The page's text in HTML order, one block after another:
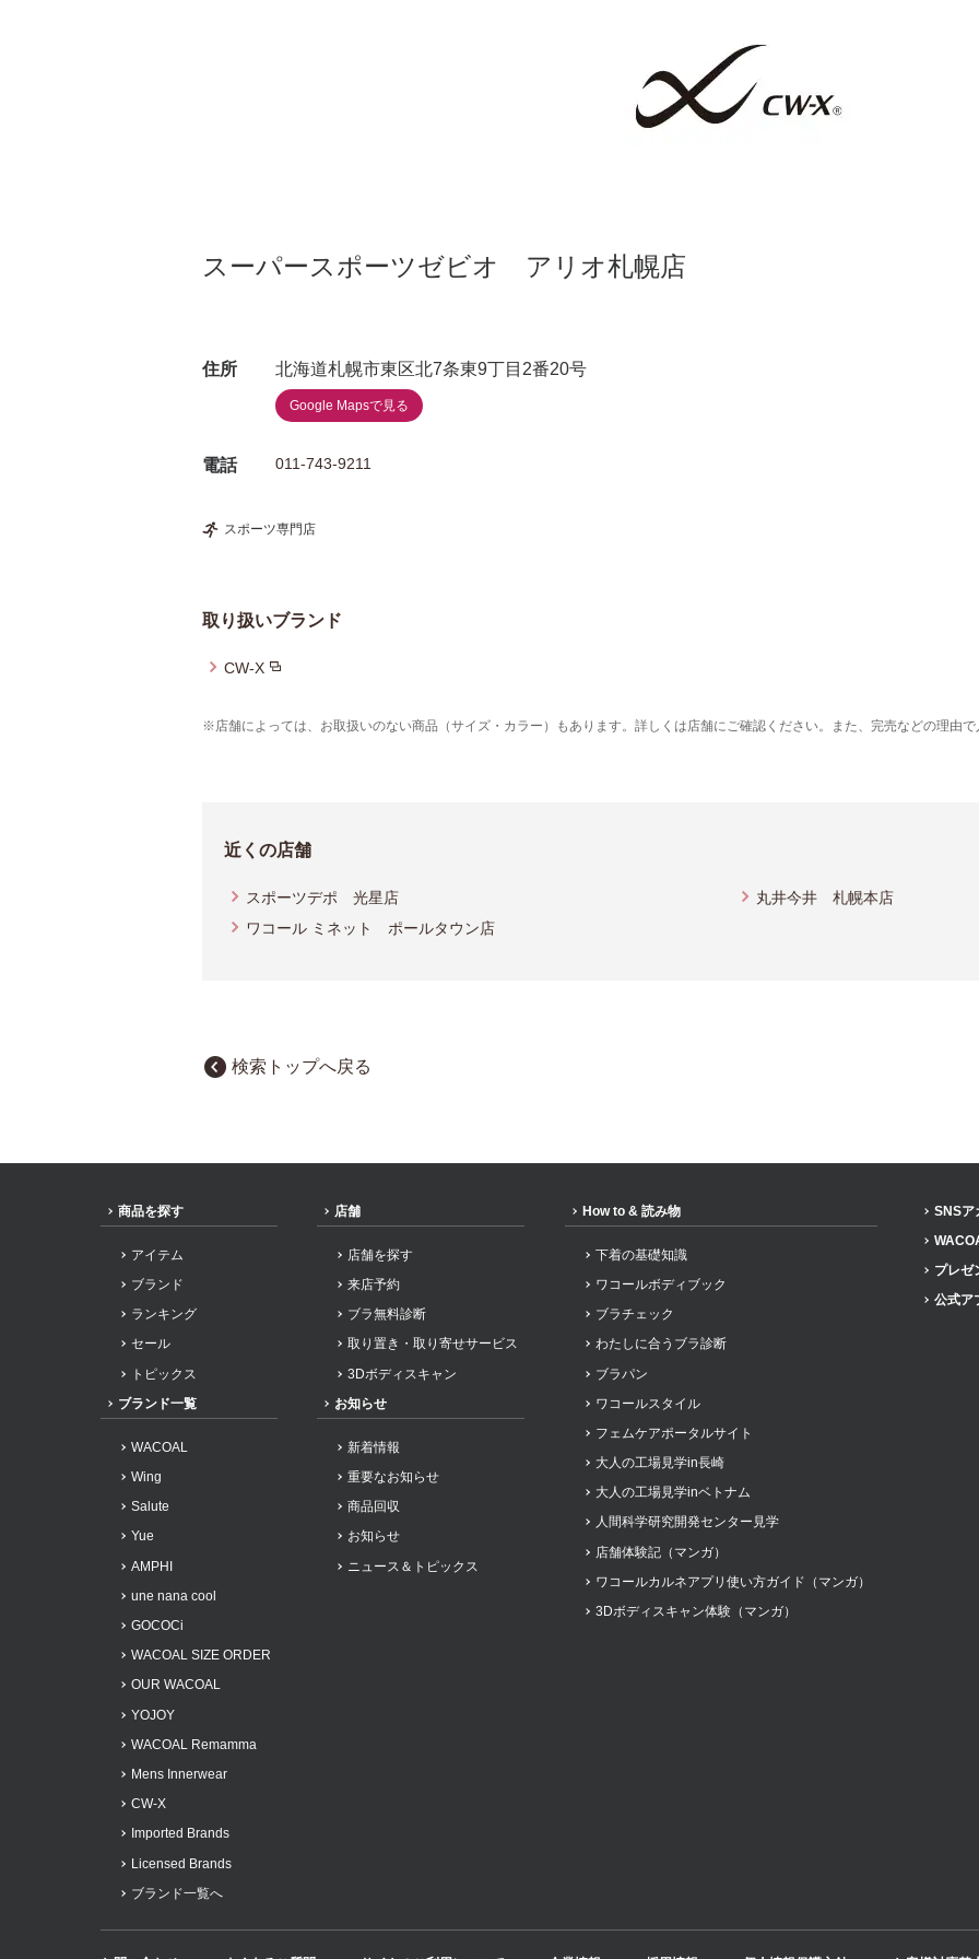
スーパースポーツゼビオ アリオ札幌店
住所 北海道札幌市東区北7条東9丁目2番20号
Google Mapsで見る
電話 011-743-9211
スポーツ専門店
取り扱いブランド
CW-X
※店舗によっては、お取扱いのない商品（サイズ・カラー）もあります。詳しくは店舗にご確認ください。また、完売などの理由で
近くの店舗
スポーツデポ 光星店
丸井今井 札幌本店
ワコール ミネット ポールタウン店
検索トップへ戻る
商品を探す
アイテム
ブランド
ランキング
セール
トピックス
ブランド一覧
WACOAL
Wing
Salute
Yue
AMPHI
une nana cool
GOCOCi
WACOAL SIZE ORDER
OUR WACOAL
YOJOY
WACOAL Remamma
Mens Innerwear
CW-X
Imported Brands
Licensed Brands
ブランド一覧へ
店舗
店舗を探す
来店予約
ブラ無料診断
取り置き・取り寄せサービス
3Dボディスキャン
お知らせ
新着情報
重要なお知らせ
商品回収
お知らせ
ニュース＆トピックス
How to & 読み物
下着の基礎知識
ワコールボディブック
ブラチェック
わたしに合うブラ診断
ブラパン
ワコールスタイル
フェムケアポータルサイト
大人の工場見学in長崎
大人の工場見学inベトナム
人間科学研究開発センター見学
店舗体験記（マンガ）
ワコールカルネアプリ使い方ガイド（マンガ）
3Dボディスキャン体験（マンガ）
SNSア
プレゼ
公式ア